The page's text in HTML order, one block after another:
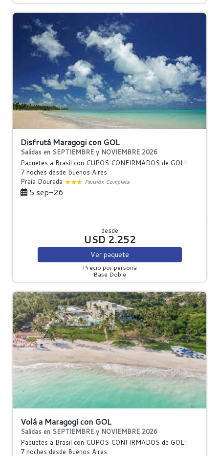
Disfrutá Maragogi con GOL
Salidas en SEPTIEMBRE y NOVIEMBRE 2026
Paquetes a Brasil con CUPOS CONFIRMADOS de GOL!!
7 noches desde Buenos Aires
Praia Dourada
Pensión Completa
5 sep-26
desde
USD 2.252
Ver paquete
Precio por persona
Base Doble
Volá a Maragogi con GOL
Salidas en SEPTIEMBRE y NOVIEMBRE 2026
Paquetes a Brasil con CUPOS CONFIRMADOS de GOL!!
7 noches desde Buenos Aires